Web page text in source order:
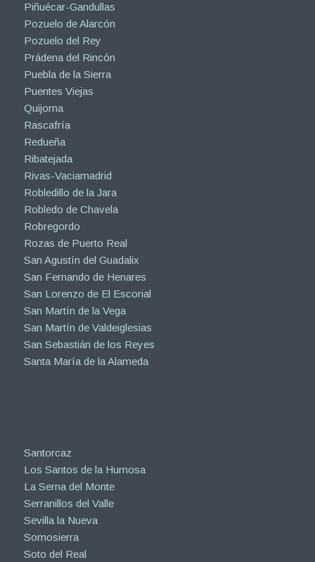
Piñuécar-Gandullas
Pozuelo de Alarcón
Pozuelo del Rey
Prádena del Rincón
Puebla de la Sierra
Puentes Viejas
Quijorna
Rascafría
Redueña
Ribatejada
Rivas-Vaciamadrid
Robledillo de la Jara
Robledo de Chavela
Robregordo
Rozas de Puerto Real
San Agustín del Guadalix
San Fernando de Henares
San Lorenzo de El Escorial
San Martín de la Vega
San Martín de Valdeiglesias
San Sebastián de los Reyes
Santa María de la Alameda
Santorcaz
Los Santos de la Humosa
La Serna del Monte
Serranillos del Valle
Sevilla la Nueva
Somosierra
Soto del Real